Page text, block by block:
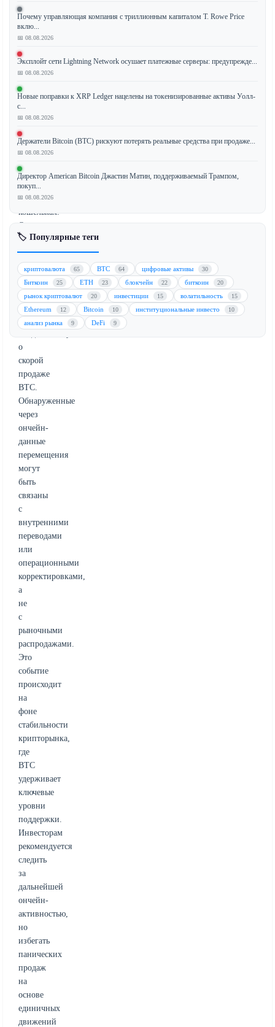
Компания
SpaceX,
возглавляемая
Илоном
Маском,
зафиксировала
первые
за
шесть
месяцев
движения
на
своих
биткоин-
кошельках.
Однако
аналитики
полагают,
что
эти
транзакции
вряд
ли
о
скорой
продаже
BTC.
Обнаруженные
через
ончейн-
данные
перемещения
могут
быть
связаны
с
внутренними
переводами
или
операционными
корректировками,
а
не
с
рыночными
распродажами.
Это
событие
происходит
на
фоне
стабильности
крипторынка,
где
BTC
удерживает
ключевые
уровни
поддержки.
Инвесторам
рекомендуется
следить
за
дальнейшей
ончейн-
активностью,
но
избегать
панических
продаж
на
основе
единичных
движений
Почему управляющая компания с триллионным капиталом T. Rowe Price
вклю...
📅 08.08.2026
Эксплойт сети Lightning Network осушает платежные серверы: предупрежде...
📅 08.08.2026
Новые поправки к XRP Ledger нацелены на токенизированные активы Уолл-
с...
📅 08.08.2026
Держатели Bitcoin (BTC) рискуют потерять реальные средства при продаже...
📅 08.08.2026
Директор American Bitcoin Джастин Матин, поддерживаемый Трампом,
покуп...
📅 08.08.2026
🏷️ Популярные теги
криптовалюта 65 BTC 64 цифровые активы 30
Биткоин 25 ETH 23 блокчейн 22 биткоин 20
рынок криптовалют 20 инвестиции 15 волатильность 15
Ethereum 12 Bitcoin 10 институциональные инвесто 10
анализ рынка 9 DeFi 9